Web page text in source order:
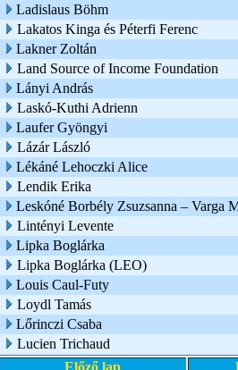
Ladislaus Böhm
Lakatos Kinga és Péterfi Ferenc
Lakner Zoltán
Land Source of Income Foundation
Lányi András
Laskó-Kuthi Adrienn
Laufer Gyöngyi
Lázár László
Lékáné Lehoczki Alice
Lendik Erika
Leskóné Borbély Zsuzsanna – Varga
Lintényi Levente
Lipka Boglárka
Lipka Boglárka (LEO)
Louis Caul-Futy
Loydl Tamás
Lőrinczi Csaba
Lucien Trichaud
Előző lap